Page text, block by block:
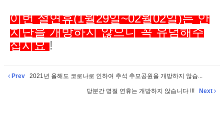
이번 설연휴(1월29일~02월02일)는 안
치단을 개방하지 않으니 꼭 유념해주
십시요 !
Prev 2021년 올해도 코로나로 인하여 추석 추모공원을 개방하지 않습...
당분간 명절 연휴는 개방하지 않습니다 !!! Next